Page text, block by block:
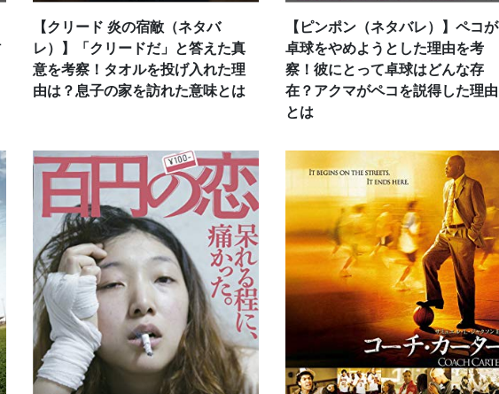
【クリード 炎の宿敵（ネタバ
レ）】「クリードだ」と答えた真
意を考察！タオルを投げ入れた理
由は？息子の家を訪れた意味とは
【ピンポン（ネタバレ）】ペコが
卓球をやめようとした理由を考
察！彼にとって卓球はどんな存
在？アクマがペコを説得した理由
とは